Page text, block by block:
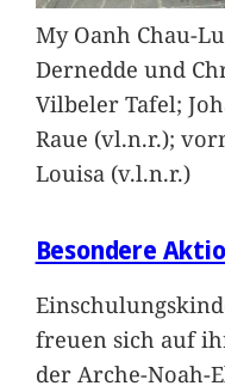
My Oanh Chau-
Dernedde und
Vilbeler Tafel;
Raue (vl.n.r.);
Louisa (v.l.n.r.)
Besondere
freuen sich auf
der Arche-Noah-